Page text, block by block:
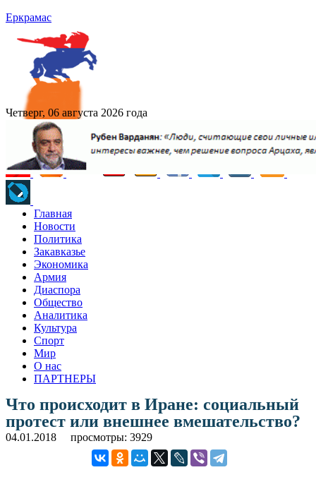
Еркрамас
Четверг, 06 августа 2026 года
Главная
Новости
Политика
Закавказье
Экономика
Армия
Диаспора
Общество
Аналитика
Культура
Спорт
Мир
О нас
ПАРТНЕРЫ
Что происходит в Иране: социальный
протест или внешнее вмешательство?
04.01.2018 просмотры: 3929